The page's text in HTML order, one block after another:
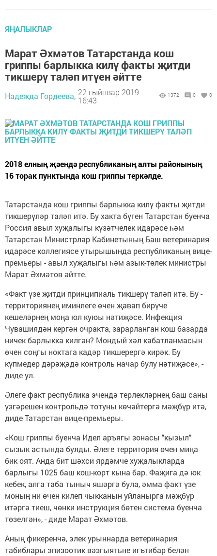
ЯҢАЛЫКЛАР
Марат Әхмәтов Татарстанда кош
гриппы барлыкка килү факты җитди
тикшерү таләп итүен әйтте
Надежда Гордеева, 22 гыйнвар 2019 -
16:43
1372 0 0
2018 елның җәендә республиканың алты районының
16 торак пунктында кош гриппы теркәлде.
Татарстанда кош гриппы барлыкка килү факты җитди
тикшерүләр таләп итә. Бу хакта бүген Татарстан буенча
Россия авыл хуҗалыгы күзәтчелек идарәсе һәм
Татарстан Министрлар Кабинетының Баш ветеринария
идарәсе коллегиясе утырышында республиканың вице-
премьеры - авыл хуҗалыгы һәм азык-төлек министры
Марат Әхмәтов әйтте.
«Факт үзе җитди принципиаль тикшерү таләп итә. Бу -
территориянең иминлеге өчен җавап бирүче
кешеләрнең моңа юл куюы нәтиҗәсе. Инфекция
Чувашиядән кергән очракта, зарарланган кош базарда
ничек барлыкка килгән? Мондый хәл кабатланмасын
өчен соңгы ноктага кадәр тикшерергә кирәк. Бу
күпмедер дәрәҗәдә контроль начар булу нәтиҗәсе», -
диде ул.
Әлеге факт республика эчендә терлекләрнең баш саны
үзгәрешен контрольдә тотуны көчәйтергә мәҗбүр итә,
диде Татарстан вице-премьеры.
«Кош гриппы буенча Идел аръягы зонасы "кызыл"
сызык астында булды. Әлеге территория өчен миңа
бик оят. Анда бит шәхси ярдәмче хуҗалыкларда
барлыгы 1025 баш кош-корт кына бар. Фаҗига дә юк
кебек, алга таба тыныч яшәргә була, әмма факт үзе
моның ни өчен килеп чыкканын уйланырга мәҗбүр
итәргә тиеш, чөнки инструкция бөтен система буенча
төзелгән», - диде Марат Әхмәтов.
Аның фикеренчә, элек урыннарда ветеринария
табиблары эпизоотик вәзгыятьне игътибар белән